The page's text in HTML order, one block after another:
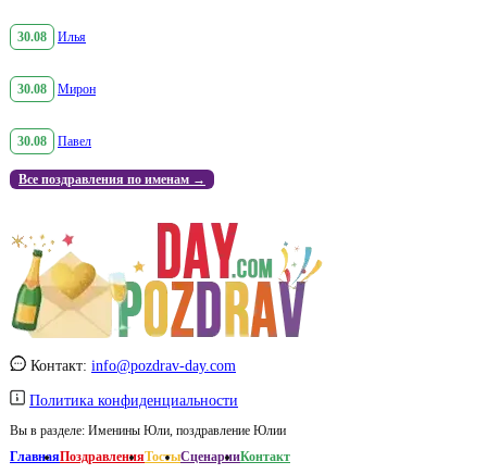
30.08 Илья
30.08 Мирон
30.08 Павел
Все поздравления по именам →
Контакт: info@pozdrav-day.com
Политика конфиденциальности
Вы в разделе: Именины Юли, поздравление Юлии
ГлавнаяПоздравленияТостыСценарииКонтакт